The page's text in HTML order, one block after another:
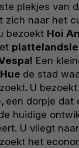
plekjes van
zich naar het
bezoekt Hoi
Een
Hue de stad
. U
een dorpje dat
huidige
U vliegt
het